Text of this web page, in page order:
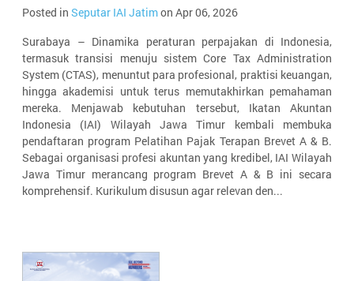
Posted in Seputar IAI Jatimon Apr 06, 2026
Surabaya – Dinamika peraturan perpajakan di Indonesia,
termasuk transisi menuju sistem Core Tax Administration
System (CTAS), menuntut para profesional, praktisi keuangan,
hingga akademisi untuk terus memutakhirkan pemahaman
mereka. Menjawab kebutuhan tersebut, Ikatan Akuntan
Indonesia (IAI) Wilayah Jawa Timur kembali membuka
pendaftaran program Pelatihan Pajak Terapan Brevet A & B.
Sebagai organisasi profesi akuntan yang kredibel, IAI Wilayah
Jawa Timur merancang program Brevet A & B ini secara
komprehensif. Kurikulum disusun agar relevan den...